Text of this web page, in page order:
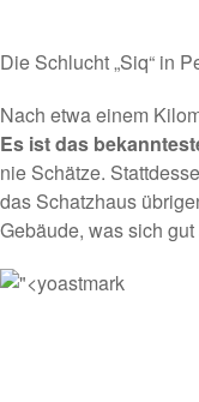
Die Schlucht „Siq“ in
Nach etwa einem
Es ist das
nie Schätze.
das Schatzhaus
Gebäude, was sich